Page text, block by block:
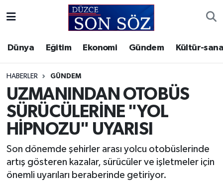
Dünya Eğitim Ekonomi Gündem Kültür-
HABERLER GÜNDEM
UZMANINDAN OTOBÜS
SÜRÜCÜLERİNE "YOL
HİPNOZU" UYARISI
Son dönemde şehirler arası yolcu otobüslerinde
artış gösteren kazalar, sürücüler ve işletmeler için
önemli uyarıları beraberinde getiriyor.
Gizlilik Sözleşmesi
İletişim
Künye
Akçakoca Hava Durumu
Akçakoca Trafik Yoğunluk Haritası
Süper Lig Puan Durumu ve Fikstür
Son Dakika Haberleri